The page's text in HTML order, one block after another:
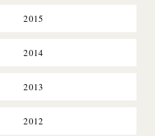
2015
2014
2013
2012